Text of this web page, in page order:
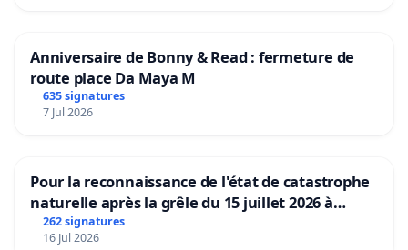
Anniversaire de Bonny & Read : fermeture de
route place Da Maya M
635 signatures
7 Jul 2026
Pour la reconnaissance de l'état de catastrophe
naturelle après la grêle du 15 juillet 2026 à
Aubenas et ses alentours
262 signatures
16 Jul 2026